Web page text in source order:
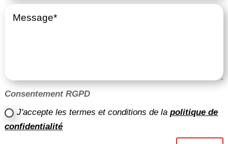
Consentement RGPD
J'accepte les termes et conditions de lapolitique de
confidentialité